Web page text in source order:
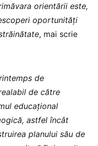
orientării este,
oportunități
, mai scrie
de
de către
educațional
astfel încât
planului său de